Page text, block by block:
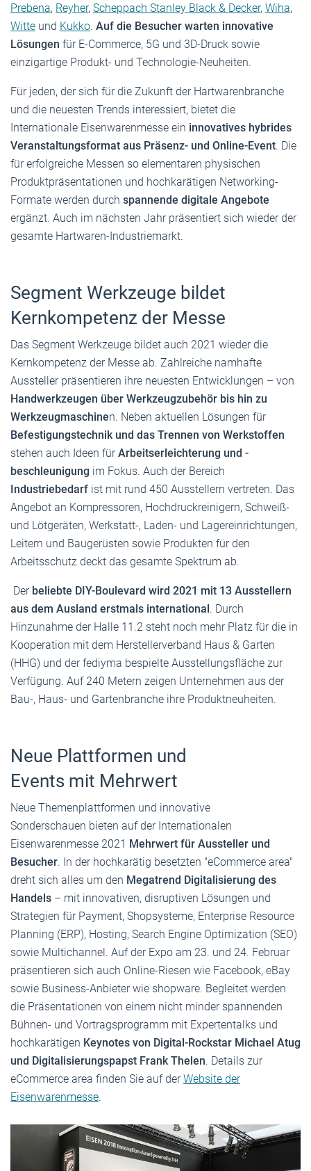
Prebena, Reyher, Scheppach Stanley Black & Decker, Wiha,
Witte und Kukko. Auf die Besucher warten innovative
Lösungen für E-Commerce, 5G und 3D-Druck sowie
einzigartige Produkt- und Technologie-Neuheiten.
Für jeden, der sich für die Zukunft der Hartwarenbranche
und die neuesten Trends interessiert, bietet die
Internationale Eisenwarenmesse ein innovatives hybrides
Veranstaltungsformat aus Präsenz- und Online-Event. Die
für erfolgreiche Messen so elementaren physischen
Produktpräsentationen und hochkarätigen Networking-
Formate werden durch spannende digitale Angebote
ergänzt. Auch im nächsten Jahr präsentiert sich wieder der
gesamte Hartwaren-Industriemarkt.
Segment Werkzeuge bildet
Kernkompetenz der Messe
Das Segment Werkzeuge bildet auch 2021 wieder die
Kernkompetenz der Messe ab. Zahlreiche namhafte
Aussteller präsentieren ihre neuesten Entwicklungen – von
Handwerkzeugen über Werkzeugzubehör bis hin zu
Werkzeugmaschinen. Neben aktuellen Lösungen für
Befestigungstechnik und das Trennen von Werkstoffen
stehen auch Ideen fürArbeitserleichterung und -
beschleunigung im Fokus. Auch der Bereich
Industriebedarf ist mit rund 450 Ausstellern vertreten. Das
Angebot an Kompressoren, Hochdruckreinigern, Schweiß-
und Lötgeräten, Werkstatt-, Laden- und Lagereinrichtungen,
Leitern und Baugerüsten sowie Produkten für den
Arbeitsschutz deckt das gesamte Spektrum ab.
Der beliebte DIY-Boulevard wird 2021 mit 13 Ausstellern
aus dem Ausland erstmals international. Durch
Hinzunahme der Halle 11.2 steht noch mehr Platz für die in
Kooperation mit dem Herstellerverband Haus & Garten
(HHG) und der fediyma bespielte Ausstellungsfläche zur
Verfügung. Auf 240 Metern zeigen Unternehmen aus der
Bau-, Haus- und Gartenbranche ihre Produktneuheiten.
Neue Plattformen und
Events mit Mehrwert
Neue Themenplattformen und innovative
Sonderschauen bieten auf der Internationalen
Eisenwarenmesse 2021 Mehrwert für Aussteller und
Besucher. In der hochkarätig besetzten "eCommerce area"
dreht sich alles um den Megatrend Digitalisierung des
Handels – mit innovativen, disruptiven Lösungen und
Strategien für Payment, Shopsysteme, Enterprise Resource
Planning (ERP), Hosting, Search Engine Optimization (SEO)
sowie Multichannel. Auf der Expo am 23. und 24. Februar
präsentieren sich auch Online-Riesen wie Facebook, eBay
sowie Business-Anbieter wie shopware. Begleitet werden
die Präsentationen von einem nicht minder spannenden
Bühnen- und Vortragsprogramm mit Expertentalks und
hochkarätigen Keynotes von Digital-Rockstar Michael Atug
und Digitalisierungspapst Frank Thelen. Details zur
eCommerce area finden Sie auf derWebsite der
Eisenwarenmesse.